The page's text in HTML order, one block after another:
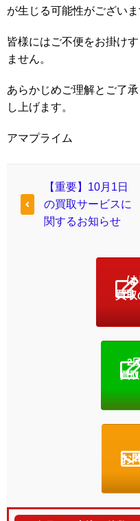
が生じる可能性がございま
皆様にはご不便をお掛け
ません。
あらかじめご理解とご了
し上げます。
アマプライム
【重要】10月1日
の買取サービスに
関するお知らせ
は
買取
2
買
お